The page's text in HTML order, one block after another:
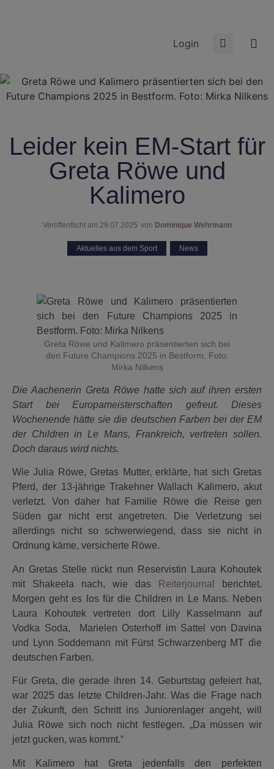
Login
Leider kein EM-Start für
Greta Röwe und
Kalimero
Veröffentlicht am 29.07.2025 von Dominique Wehrmann
Aktuelles aus dem Sport News
Greta Röwe und Kalimero präsentierten sich bei
den Future Champions 2025 in Bestform. Foto:
Mirka Nilkens
Die Aachenerin Greta Röwe hatte sich auf ihren ersten
Start bei Europameisterschaften gefreut. Dieses
Wochenende hätte sie die deutschen Farben bei der EM
der Children in Le Mans, Frankreich, vertreten sollen.
Doch daraus wird nichts.
Wie Julia Röwe, Gretas Mutter, erklärte, hat sich Gretas
Pferd, der 13-jährige Trakehner Wallach Kalimero, akut
verletzt. Von daher hat Familie Röwe die Reise gen
Süden gar nicht erst angetreten. Die Verletzung sei
allerdings nicht so schwerwiegend, dass sie nicht in
Ordnung käme, versicherte Röwe.
An Gretas Stelle rückt nun Reservistin Laura Kohoutek
mit Shakeela nach, wie das
Reiterjournal
berichtet.
Morgen geht es los für die Children in Le Mans. Neben
Laura Kohoutek vertreten dort Lilly Kasselmann auf
Vodka Soda, Marielen Osterhoff im Sattel von Davina
und Lynn Soddemann mit Fürst Schwarzenberg MT die
deutschen Farben.
Für Greta, die gerade ihren 14. Geburtstag gefeiert hat,
war 2025 das letzte Children-Jahr. Was die Frage nach
der Zukunft, den Schritt ins Juniorenlager angeht, will
Julia Röwe sich noch nicht festlegen. „Da müssen wir
jetzt gucken, was kommt.“
Mit Kalimero hat Greta jedenfalls den perfekten